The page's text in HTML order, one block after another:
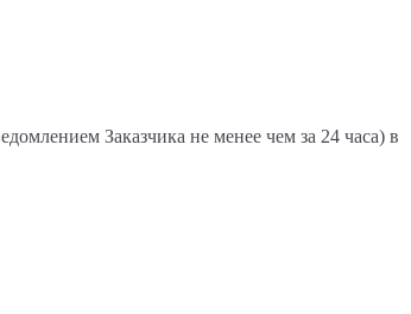
Заказчика не менее чем за 24 часа) в